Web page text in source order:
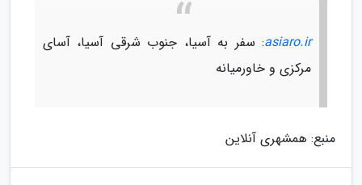
asiaro.ir: سفر به آسیا، جنوب شرقی آسیا، آسای
مرکزی و خاورمیانه
منبع: همشهری آنلاین